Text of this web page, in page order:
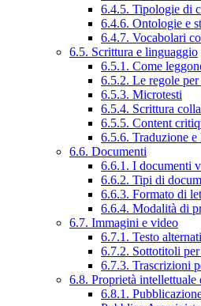
6.4.5. Tipologie di
6.4.6. Ontologie e
6.4.7. Vocabolari
6.5. Scrittura e linguaggio
6.5.1. Come
6.5.2. Le regole
6.5.3. Microtesti
6.5.4. Scrittura
6.5.5. Content
6.5.6. Traduzione
6.6. Documenti
6.6.1. I documenti
6.6.2. Tipi di
6.6.3. Formato di
6.6.4. Modalità di
6.7. Immagini e video
6.7.1. Testo
6.7.2. Sottotitoli
6.7.3. Trascrizioni
6.8. Proprietà intellettuale
6.8.1.